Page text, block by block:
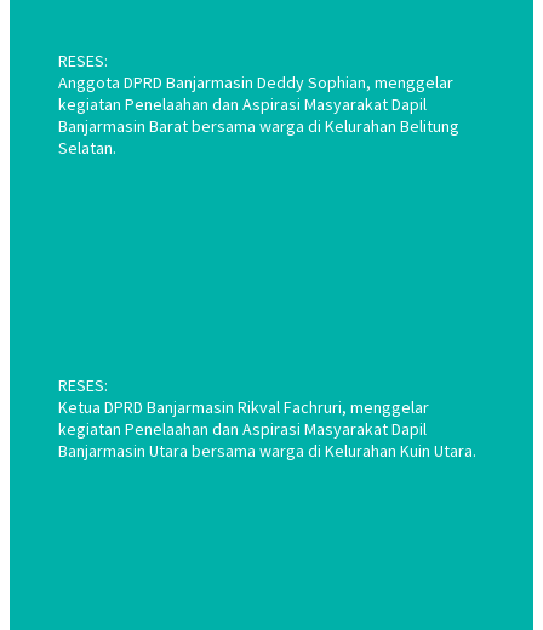
RESES:
Anggota DPRD Banjarmasin Deddy Sophian, menggelar
kegiatan Penelaahan dan Aspirasi Masyarakat Dapil
Banjarmasin Barat bersama warga di Kelurahan Belitung
Selatan.
RESES:
Ketua DPRD Banjarmasin Rikval Fachruri, menggelar
kegiatan Penelaahan dan Aspirasi Masyarakat Dapil
Banjarmasin Utara bersama warga di Kelurahan Kuin Utara.